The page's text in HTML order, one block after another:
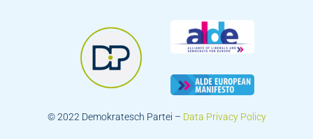
© 2022 Demokratesch Partei – Data Privacy Policy